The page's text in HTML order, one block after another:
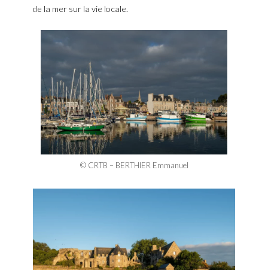
de la mer sur la vie locale.
© CRTB – BERTHIER Emmanuel